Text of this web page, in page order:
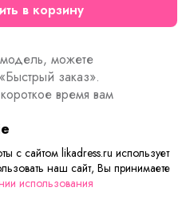
в корзину
модель, можете
заказ».
время вам
о вариантах
с сайтом likadress.ru использует
наш сайт, Вы принимаете
использования